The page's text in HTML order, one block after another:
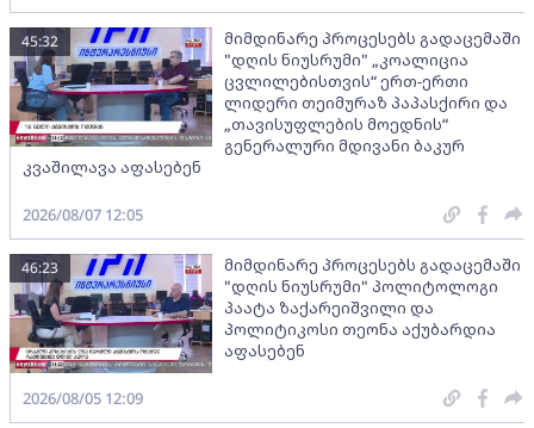
მიმდინარე პროცესებს გადაცემაში
"დღის ნიუსრუმი" „კოალიცია
ცვლილებისთვის“ ერთ-ერთი
ლიდერი თეიმურაზ პაპასქირი და
„თავისუფლების მოედნის“
გენერალური მდივანი ბაკურ
კვაშილავა აფასებენ
45:32
2026/08/07 12:05
მიმდინარე პროცესებს გადაცემაში
"დღის ნიუსრუმი" პოლიტოლოგი
პაატა ზაქარეიშვილი და
პოლიტიკოსი თეონა აქუბარდია
აფასებენ
46:23
2026/08/05 12:09